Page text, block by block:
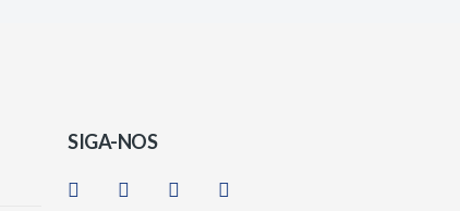
SIGA-NOS